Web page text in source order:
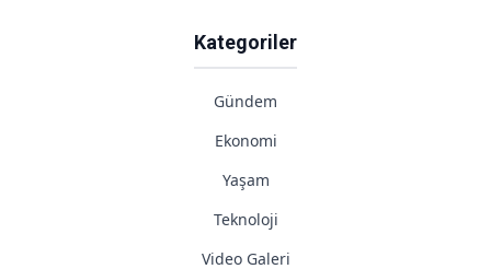
Kategoriler
Gündem
Ekonomi
Yaşam
Teknoloji
Video Galeri